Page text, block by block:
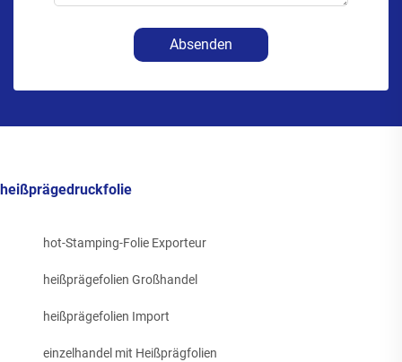
Absenden
heißprägedruckfolie
hot-Stamping-Folie Exporteur
heißprägefolien Großhandel
heißprägefolien Import
einzelhandel mit Heißprägfolien